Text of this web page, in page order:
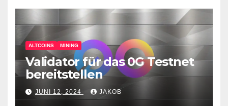
ALTCOINS MINING
Validator für das 0G Testnet
bereitstellen
JUNI 12, 2024 JAKOB